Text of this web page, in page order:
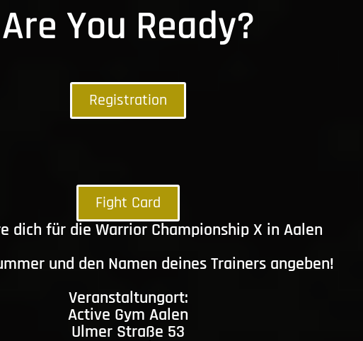
Are You Ready?
Registration
Fight Card
dich für die Warrior Championship X in Aalen
und den Namen deines Trainers angeben!
Veranstaltungort:
Active Gym Aalen
Ulmer Straße 53